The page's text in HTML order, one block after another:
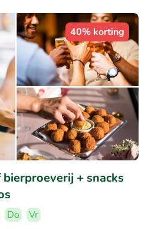
40% korting
+ snacks
Do
Vr